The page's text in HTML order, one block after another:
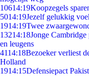
10614:19Koopzegels
5014:19Jezelf gelukkig
1914:19Twee
13214:18Jonge Cambridge
en leugens
4114:18Bezoeker verliest
Holland
1914:15Defensiepact